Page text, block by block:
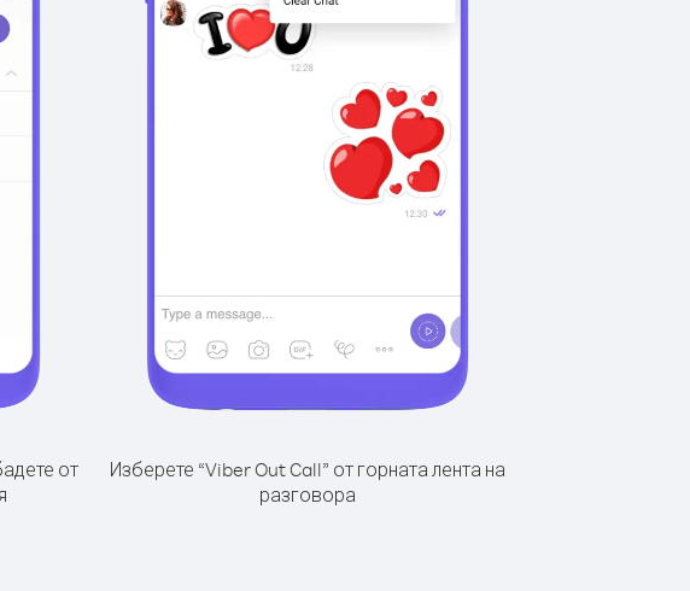
от
Изберете “Viber Out Call” от горната лента на
разговора